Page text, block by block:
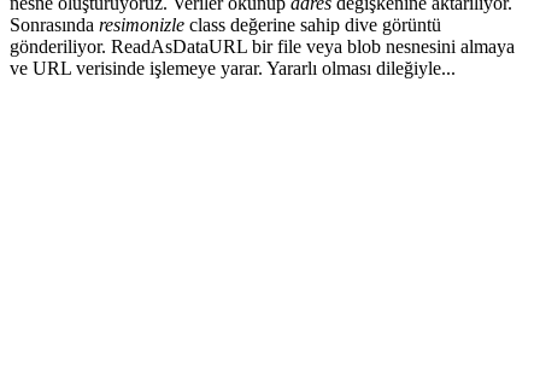
Sonrasında resimonizle class değerine sahip dive görüntü
gönderiliyor. ReadAsDataURL bir file veya blob nesnesini almaya
ve URL verisinde işlemeye yarar. Yararlı olması dileğiyle...